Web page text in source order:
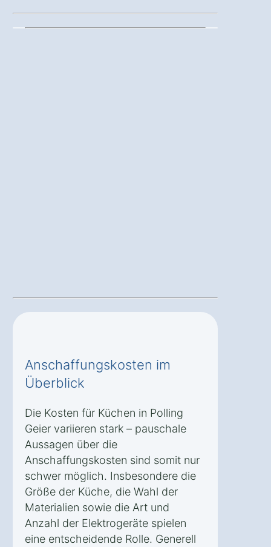
Anschaffungskosten im
Überblick
Die Kosten für Küchen in Polling
Geier variieren stark – pauschale
Aussagen über die
Anschaffungskosten sind somit nur
schwer möglich. Insbesondere die
Größe der Küche, die Wahl der
Materialien sowie die Art und
Anzahl der Elektrogeräte spielen
eine entscheidende Rolle. Generell